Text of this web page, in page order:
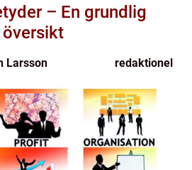
– En grundlig
översikt
Larsson redaktionel